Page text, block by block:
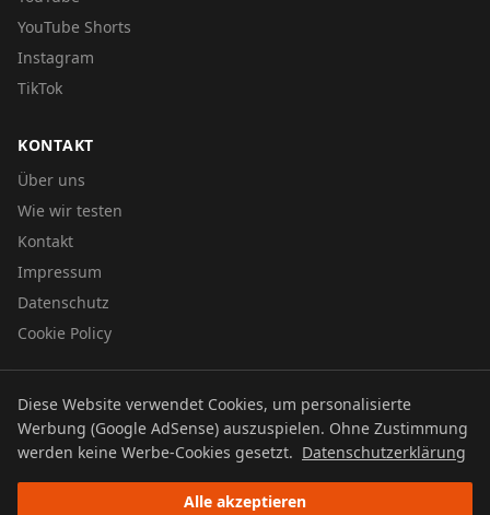
YouTube Shorts
Instagram
TikTok
KONTAKT
Über uns
Wie wir testen
Kontakt
Impressum
Datenschutz
Cookie Policy
© 2026 UTBOERG TV
DatenschutzImpressumCookie Policy
Diese Website verwendet Cookies, um personalisierte
Werbung (Google AdSense) auszuspielen. Ohne Zustimmung
werden keine Werbe-Cookies gesetzt. Datenschutzerklärung
Alle akzeptieren